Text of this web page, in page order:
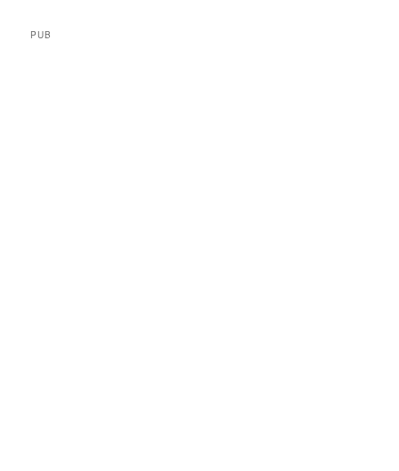
PUB